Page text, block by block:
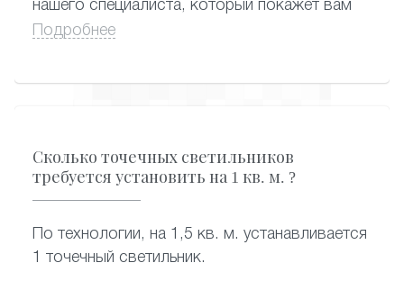
нашего специалиста, который покажет вам
образцы карниза и по каталогу выберут
Подробнее
Сколько точечных светильников
требуется установить на 1 кв. м. ?
По технологии, на 1,5 кв. м. устанавливается
1 точечный светильник.